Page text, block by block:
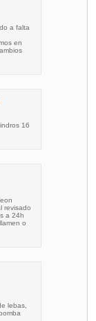
a falta
en
16
revisado
a 24h
o
lebas,